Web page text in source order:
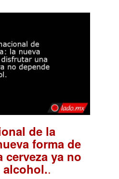
de la
forma de
ya no
alcohol..